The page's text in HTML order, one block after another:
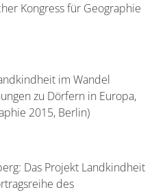
Kongress für Geographie
im Wandel
zu Dörfern in Europa,
2015, Berlin)
Das Projekt Landkindheit
des